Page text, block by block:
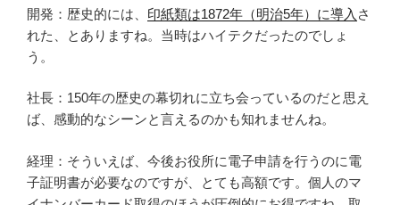
開発：歴史的には、 印紙類は1872年（明治5年）に導入 さ
れた、とありますね。当時はハイテクだったのでしょ
う。
社長：150年の歴史の幕切れに立ち会っているのだと思え
ば、感動的なシーンと言えるのかも知れませんね。
経理：そういえば、今後お役所に電子申請を行うのに電
子証明書が必要なのですが、とても高額です。個人のマ